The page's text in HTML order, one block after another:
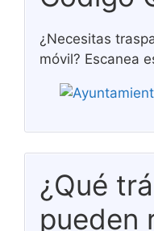
¿Necesitas
móvil? Escanea
¿Qué
pueden